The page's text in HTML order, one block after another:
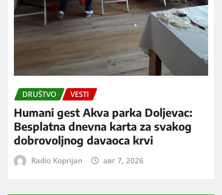
DRUŠTVO VESTI
Humani gest Akva parka Doljevac:
Besplatna dnevna karta za svakog
dobrovoljnog davaoca krvi
Radio Koprijan авг 7, 2026